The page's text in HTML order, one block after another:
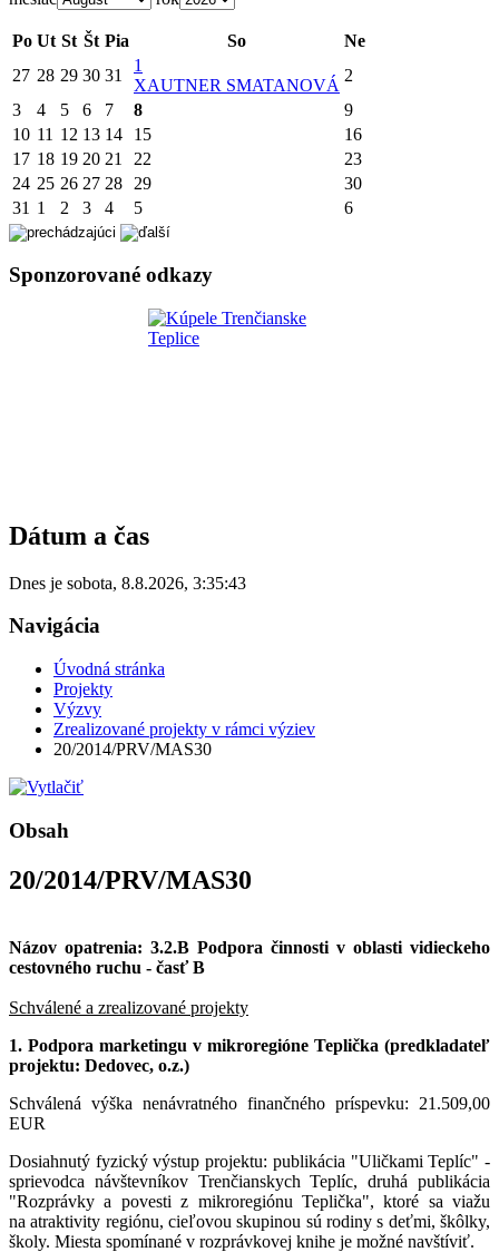
Po Ut St Št Pia So
Ne
27 28 29 30 31
1
XAUTNER SMATANOVÁ
2
3
4 5 6 7 8
9
10 11 12 13 14 15
16
17 18 19 20 21 22
23
24 25 26 27 28 29
30
31 1 2 3 4 5 6
Sponzorované odkazy
Dátum a čas
Dnes je sobota, 8.8.2026, 3:35:43
Navigácia
Úvodná stránka
Projekty
Výzvy
Zrealizované projekty v rámci výziev
20/2014/PRV/MAS30
Obsah
20/2014/PRV/MAS30
Názov opatrenia: 3.2.B Podpora činnosti v oblasti vidieckeho
cestovného ruchu - časť B
Schválené a zrealizované projekty
1. Podpora marketingu v mikroregióne Teplička (predkladateľ
projektu: Dedovec, o.z.)
Schválená výška nenávratného finančného príspevku: 21.509,00
EUR
Dosiahnutý fyzický výstup projektu: publikácia "Uličkami Teplíc" -
sprievodca návštevníkov Trenčianskych Teplíc, druhá publikácia
"Rozprávky a povesti z mikroregiónu Teplička", ktoré sa viažu
na atraktivity regiónu, cieľovou skupinou sú rodiny s deťmi, škôlky,
školy. Miesta spomínané v rozprávkovej knihe je možné navštíviť.